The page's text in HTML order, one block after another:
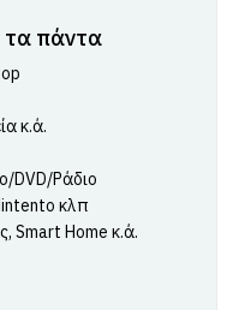
τα πάντα
κ.ά.
DVD/Ράδιο
κλπ
Smart Home κ.ά.